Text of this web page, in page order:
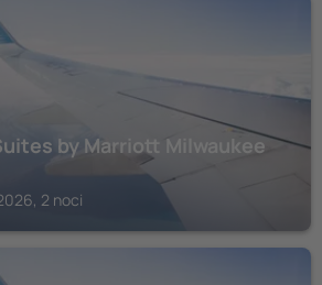
by Marriott Milwaukee
2 noci